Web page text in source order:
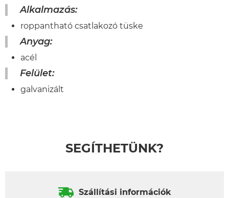
Alkalmazás:
roppantható csatlakozó tüske
Anyag:
acél
Felület:
galvanizált
SEGÍTHETÜNK?
Szállítási információk